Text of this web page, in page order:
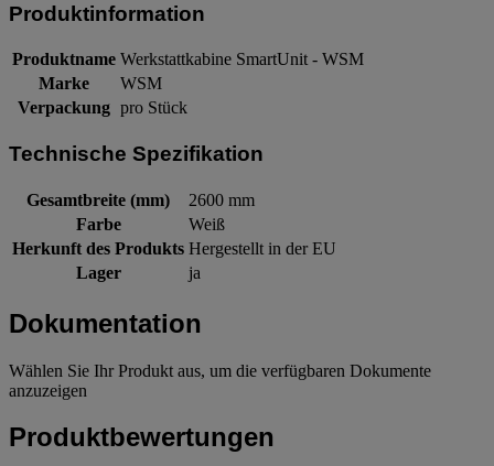
Produktinformation
Produktname Werkstattkabine SmartUnit ‑ WSM
Marke
WSM
Verpackung pro Stück
Technische Spezifikation
Gesamtbreite (mm)
2600 mm
Farbe
Weiß
Herkunft des Produkts Hergestellt in der EU
Lager
ja
Dokumentation
Wählen Sie Ihr Produkt aus, um die verfügbaren Dokumente
anzuzeigen
Produktbewertungen